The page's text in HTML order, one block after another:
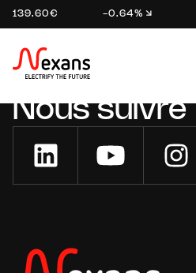
139.60€ -0.64%
Nous suivre